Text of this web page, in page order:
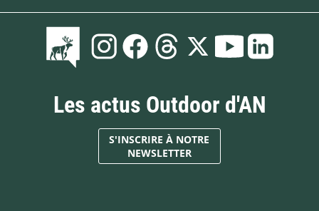
Les actus Outdoor d'AN
S'INSCRIRE À NOTRE
NEWSLETTER